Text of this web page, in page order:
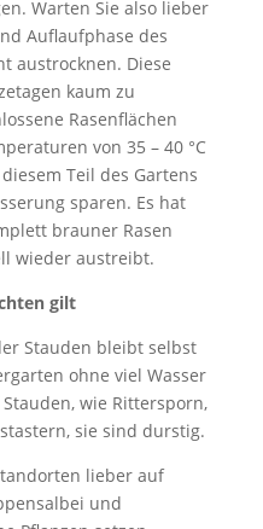
Warten Sie also lieber
Auflaufphase des
austrocknen. Diese
kaum zu
Rasenflächen
von 35 – 40 °C
Teil des Gartens
sparen. Es hat
brauner Rasen
wieder austreibt.
gilt
Stauden bleibt selbst
ohne viel Wasser
wie Rittersporn,
sie sind durstig.
lieber auf
und